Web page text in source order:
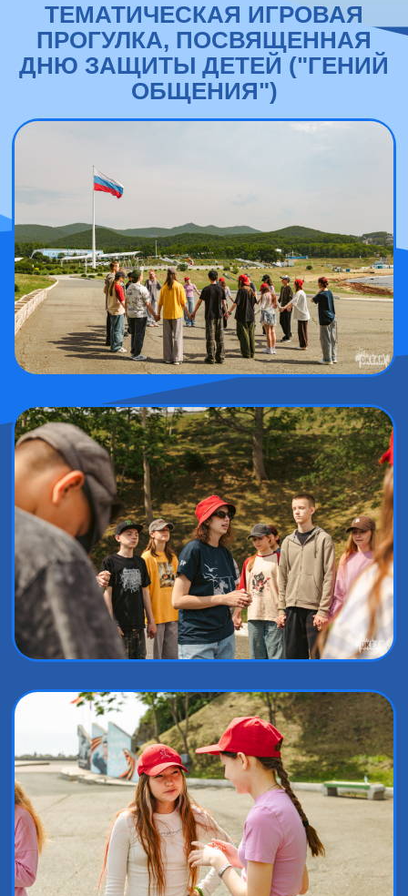
ТЕМАТИЧЕСКАЯ ИГРОВАЯ
ПРОГУЛКА, ПОСВЯЩЕННАЯ
ДНЮ ЗАЩИТЫ ДЕТЕЙ ("ГЕНИЙ
ОБЩЕНИЯ")